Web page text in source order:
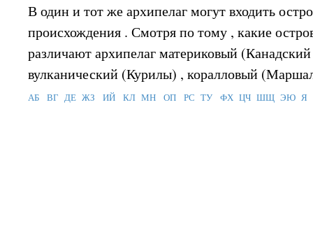
В один и тот же архипелаг могут входить
происхождения . Смотря по тому , какие
различают архипелаг материковый
вулканический (Курилы) , коралловый
АБ ВГ ДЕ ЖЗ ИЙ КЛ МН ОП РС ТУ ФХ ЦЧ ШЩ ЭЮ Я